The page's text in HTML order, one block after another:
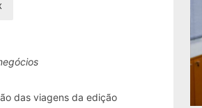
das viagens da edição